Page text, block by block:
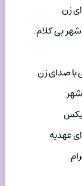
زن
بی کلام
با صدای زن
عهدیه